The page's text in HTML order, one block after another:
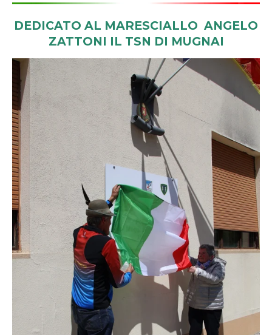
DEDICATO AL MARESCIALLO ANGELO
ZATTONI IL TSN DI MUGNAI